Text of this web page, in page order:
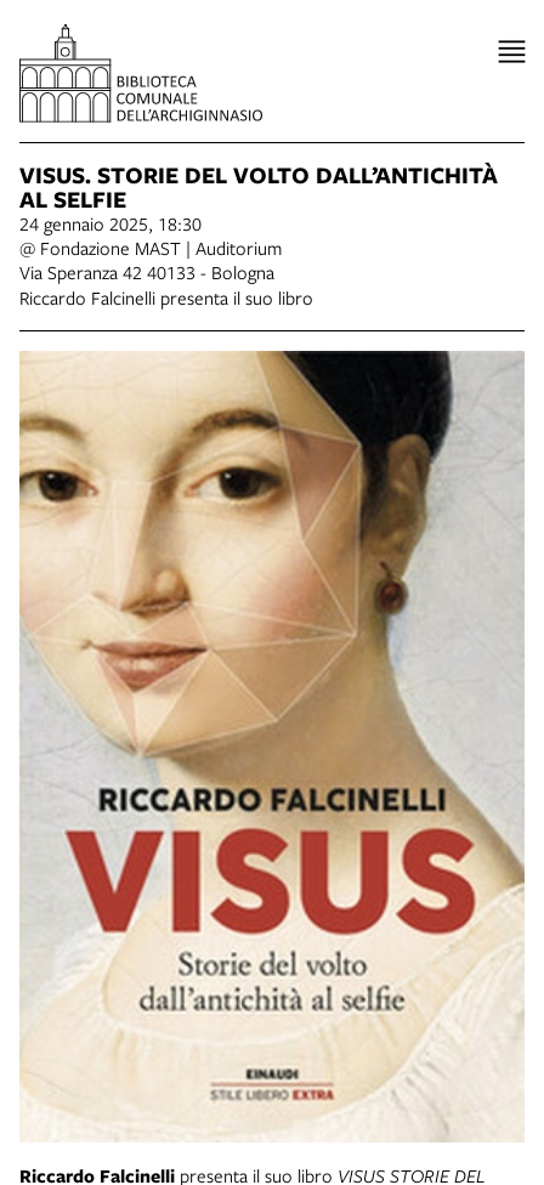
VISUS. STORIE DEL VOLTO DALL’ANTICHITÀ
AL SELFIE
24 gennaio 2025, 18:30
@ Fondazione MAST | Auditorium
Via Speranza 42 40133 - Bologna
Riccardo Falcinelli presenta il suo libro
Riccardo Falcinelli presenta il suo libro VISUS STORIE DEL